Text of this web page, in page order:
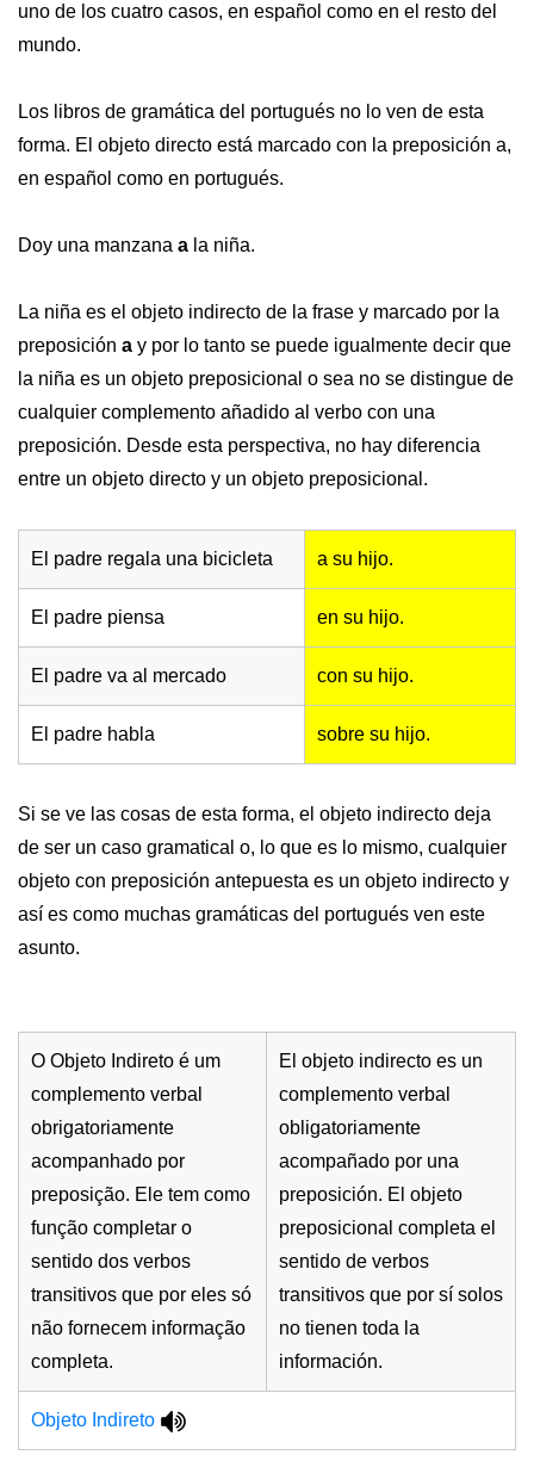
uno de los cuatro casos, en español como en el resto del
mundo.
Los libros de gramática del portugués no lo ven de esta
forma. El objeto directo está marcado con la preposición a,
en español como en portugués.
Doy una manzana a la niña.
La niña es el objeto indirecto de la frase y marcado por la
preposición a y por lo tanto se puede igualmente decir que
la niña es un objeto preposicional o sea no se distingue de
cualquier complemento añadido al verbo con una
preposición. Desde esta perspectiva, no hay diferencia
entre un objeto directo y un objeto preposicional.
El padre regala una bicicleta a su hijo.
El padre piensa en su hijo.
El padre va al mercado con su hijo.
El padre habla sobre su hijo.
Si se ve las cosas de esta forma, el objeto indirecto deja
de ser un caso gramatical o, lo que es lo mismo, cualquier
objeto con preposición antepuesta es un objeto indirecto y
así es como muchas gramáticas del portugués ven este
asunto.
O Objeto Indireto é um
complemento verbal
obrigatoriamente
acompanhado por
preposição. Ele tem como
função completar o
sentido dos verbos
transitivos que por eles só
não fornecem informação
completa.
El objeto indirecto es un
complemento verbal
obligatoriamente
acompañado por una
preposición. El objeto
preposicional completa el
sentido de verbos
transitivos que por sí solos
no tienen toda la
información.
Objeto Indireto